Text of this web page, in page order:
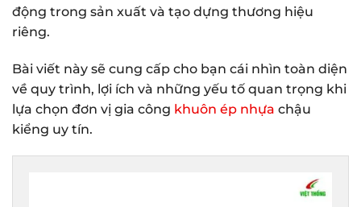
động trong sản xuất và tạo dựng thương hiệu
riêng.
Bài viết này sẽ cung cấp cho bạn cái nhìn toàn diện
về quy trình, lợi ích và những yếu tố quan trọng khi
lựa chọn đơn vị gia công khuôn ép nhựa chậu
kiểng uy tín.